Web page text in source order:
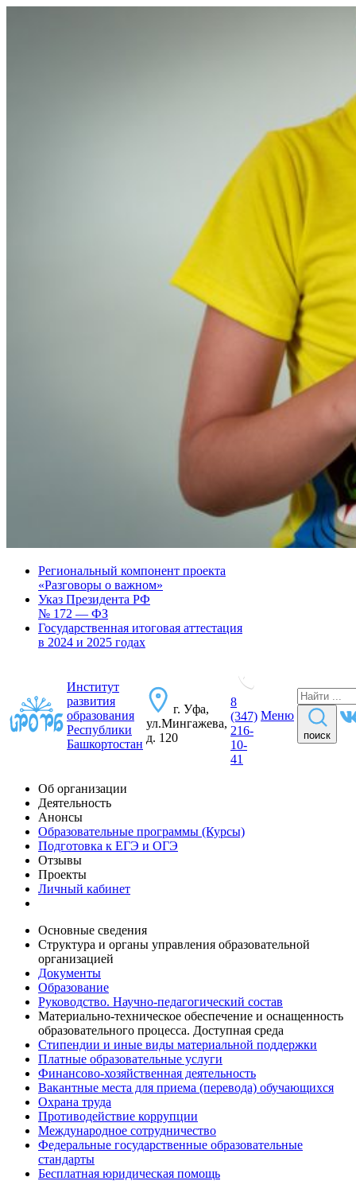
Региональный компонент проекта
«Разговоры о важном»
Указ Президента РФ
№ 172 — ФЗ
Государственная итоговая аттестация
в 2024 и 2025 годах
Институт
развития
образования
Республики
Башкортостан
г. Уфа,
ул.Мингажева,
д. 120
8
(347)
216-
10-
41
Меню
поиск
Об организации
Деятельность
Анонсы
Образовательные программы (Курсы)
Подготовка к ЕГЭ и ОГЭ
Отзывы
Проекты
Личный кабинет
Основные сведения
Структура и органы управления образовательной
организацией
Документы
Образование
Руководство. Научно-педагогический состав
Материально-техническое обеспечение и оснащенность
образовательного процесса. Доступная среда
Стипендии и иные виды материальной поддержки
Платные образовательные услуги
Финансово-хозяйственная деятельность
Вакантные места для приема (перевода) обучающихся
Охрана труда
Противодействие коррупции
Международное сотрудничество
Федеральные государственные образовательные
стандарты
Бесплатная юридическая помощь